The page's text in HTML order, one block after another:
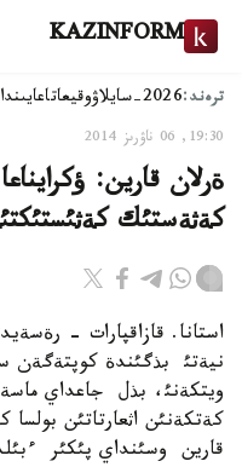
KAZINFORM
ترەند:2026-سايلاۋ وقيعا
19:30, 06 ناۋرىز 2014
ةرلان قارين:
كةثةستئك
استانا. قازاقپارات -
نيةتئ بذگئندة كوپتةگةن
ويتكةنئ، بذل جاعداي
كةتكةنئن اثعارتاتئن بولسا
قارين وسئنداي پئكئر